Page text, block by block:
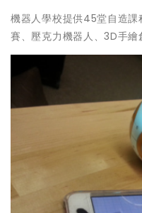
機器人學校提供45堂自造
賽、壓克力機器人、3D手繪